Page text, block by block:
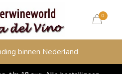
0
binnen Nederland